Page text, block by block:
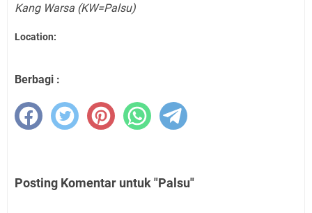
Kang Warsa (KW=Palsu)
Location:
Berbagi :
Posting Komentar untuk "Palsu"